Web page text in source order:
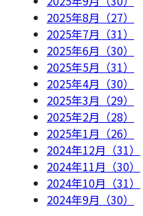
2025年8月（27）
2025年7月（31）
2025年6月（30）
2025年5月（31）
2025年4月（30）
2025年3月（29）
2025年2月（28）
2025年1月（26）
2024年12月（31）
2024年11月（30）
2024年10月（31）
2024年9月（30）